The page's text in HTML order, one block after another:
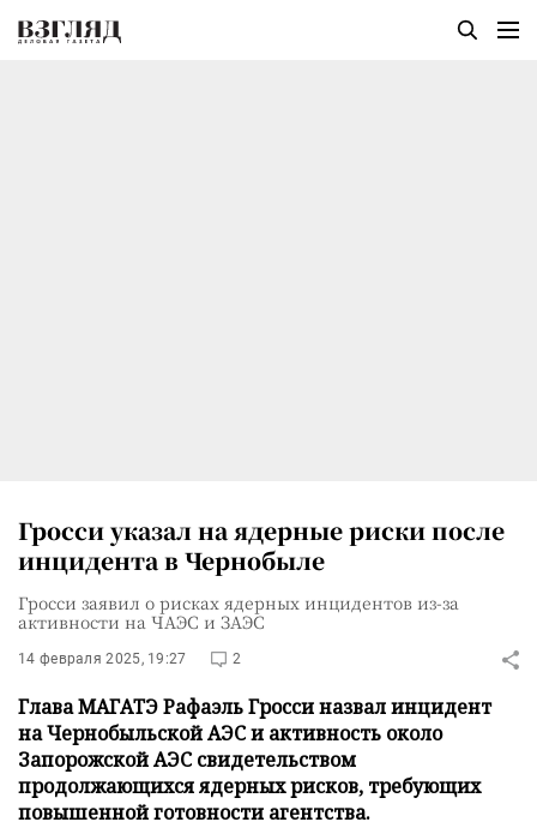
Гросси указал на ядерные риски после
инцидента в Чернобыле
Гросси заявил о рисках ядерных инцидентов из-за
активности на ЧАЭС и ЗАЭС
14 февраля 2025, 19:27 2
Глава МАГАТЭ Рафаэль Гросси назвал инцидент
на Чернобыльской АЭС и активность около
Запорожской АЭС свидетельством
продолжающихся ядерных рисков, требующих
повышенной готовности агентства.